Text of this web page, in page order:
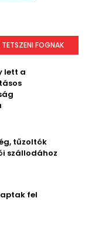
TETSZENI FOGNAK
lett a
tűzoltók
szállodához
fel